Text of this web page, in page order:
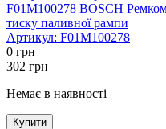
F01M100278 BOSCH
тиску паливної рампи
Артикул: F01M100278
0 грн
302 грн
Немає в наявності
Купити